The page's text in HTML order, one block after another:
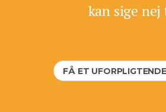
kan sige
FÅ ET